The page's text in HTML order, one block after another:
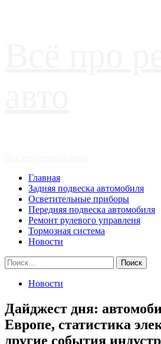
Главная
Задняя подвеска автомобиля
Осветительные приборы
Передняя подвеска автомобиля
Ремонт рулевого управленя
Тормозная система
Новости
Найти:
Новости
Дайджест дня:
Европе, статистика
другие события